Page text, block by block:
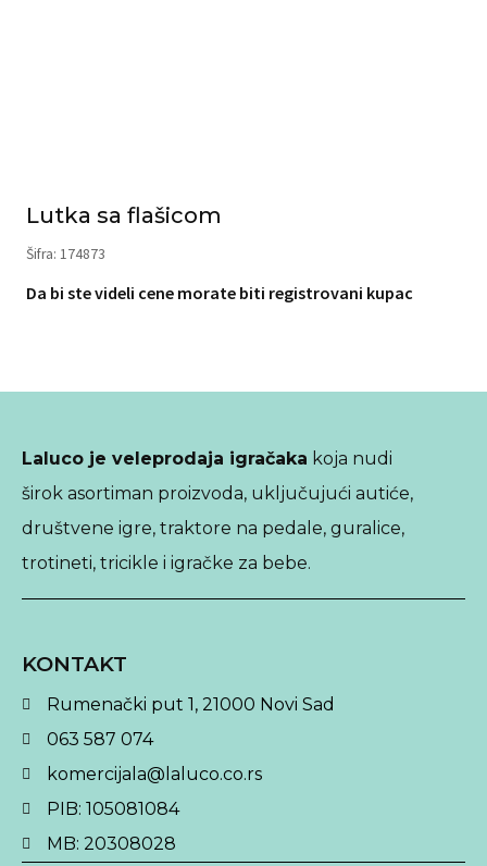
Lutka sa flašicom
Šifra: 174873
Da bi ste videli cene morate biti registrovani kupac
Laluco je veleprodaja igračaka koja nudi
širok asortiman proizvoda, uključujući autiće,
društvene igre, traktore na pedale, guralice,
trotineti, tricikle i igračke za bebe.
KONTAKT
Rumenački put 1, 21000 Novi Sad
063 587 074
komercijala@laluco.co.rs
PIB: 105081084
MB: 20308028